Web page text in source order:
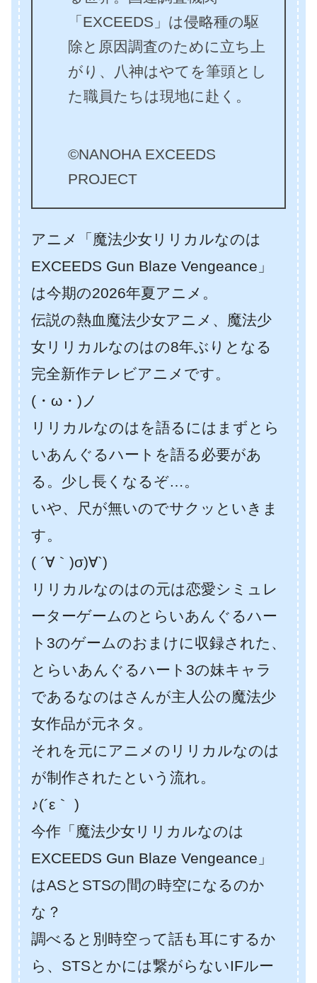
「EXCEEDS」は侵略種の駆
除と原因調査のために立ち上
がり、八神はやてを筆頭とし
た職員たちは現地に赴く。
©NANOHA EXCEEDS
PROJECT
アニメ「魔法少女リリカルなのは
EXCEEDS Gun Blaze Vengeance」
は今期の2026年夏アニメ。
伝説の熱血魔法少女アニメ、魔法少
女リリカルなのはの8年ぶりとなる
完全新作テレビアニメです。
(・ω・)ノ
リリカルなのはを語るにはまずとら
いあんぐるハートを語る必要があ
る。少し長くなるぞ…。
いや、尺が無いのでサクッといきま
す。
( ´∀｀)σ)∀`)
リリカルなのはの元は恋愛シミュレ
ーターゲームのとらいあんぐるハー
ト3のゲームのおまけに収録された、
とらいあんぐるハート3の妹キャラ
であるなのはさんが主人公の魔法少
女作品が元ネタ。
それを元にアニメの リリカルなのは
が制作されたという流れ。
♪(´ε｀ )
今作「魔法少女リリカルなのは
EXCEEDS Gun Blaze Vengeance」
はASとSTSの間の時空になるのか
な？
調べると別時空って話も耳にするか
ら、STSとかには繋がらないIFルー